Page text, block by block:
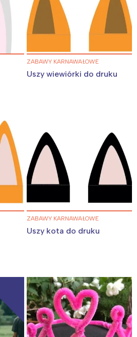
ZABAWY KARNAWAŁOWE
Uszy wiewiórki do druku
ZABAWY KARNAWAŁOWE
Uszy kota do druku